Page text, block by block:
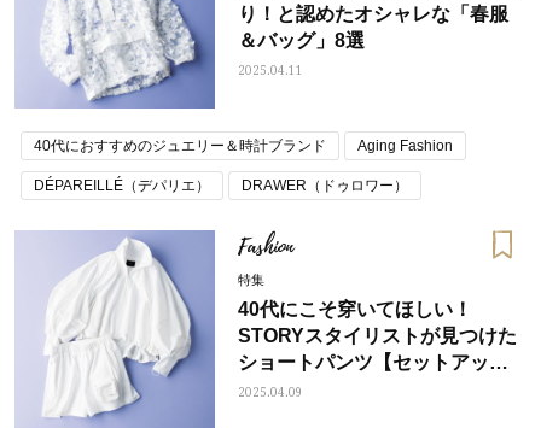
り！と認めたオシャレな「春服
＆バッグ」8選
2025.04.11
40代におすすめのジュエリー＆時計ブランド Aging Fashion
DÉPAREILLÉ（デパリエ） DRAWER（ドゥロワー）
ブランドバッグ 大人 ショートパンツコーデ
Fashion
特集
40代にこそ穿いてほしい！
STORYスタイリストが見つけた
ショートパンツ【セットアップ2
選】
2025.04.09